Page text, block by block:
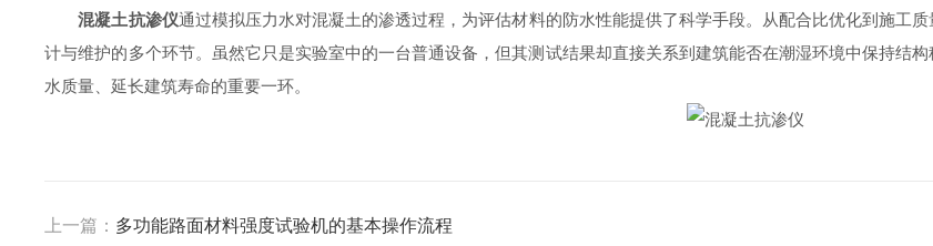
混凝土抗渗仪通过模拟压力水对混凝土的渗透过程，为评估材料的防水性能提供了科学手段。从配合比优化到施工
计与维护的多个环节。虽然它只是实验室中的一台普通设备，但其测试结果却直接关系到建筑能否在潮湿环境中保持结
水质量、延长建筑寿命的重要一环。
上一篇： 多功能路面材料强度试验机的基本操作流程